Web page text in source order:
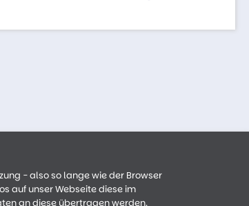
- also so lange wie der Browser
auf unser Webseite diese im
an diese übertragen werden.